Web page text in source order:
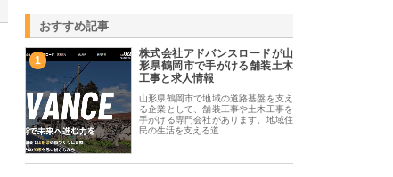
おすすめ記事
1
株式会社アドバンスロードが山
形県鶴岡市で手がける舗装土木
工事と求人情報
山形県鶴岡市で地域の道路基盤を支え
る企業として、舗装工事や土木工事を
手がける専門会社があります。地域住
民の生活を支える道…